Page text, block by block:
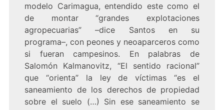
modelo Carimagua, entendido este como el
de montar “grandes explotaciones
agropecuarias” –dice Santos en su
programa–, con peones y neoaparceros como
si fueran campesinos. En palabras de
Salomón Kalmanovitz, “El sentido racional”
que “orienta” la ley de víctimas “es el
saneamiento de los derechos de propiedad
sobre el suelo (…) Sin ese saneamiento se